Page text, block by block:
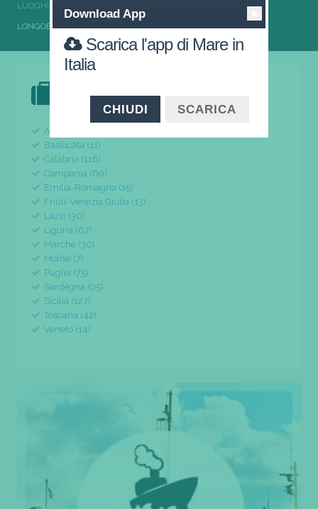
LUOGHI DI MARE DA VISITARE CALABRIA
LONGOBARDI LA COSTA DEI BORGHI ANTICHI
Abruzzo (24)
Basilicata (11)
Calabria (116)
Campania (69)
Emilia-Romagna (15)
Friuli-Venezia Giulia (13)
Lazio (30)
Liguria (67)
Marche (30)
Molise (7)
Puglia (75)
Sardegna (95)
Sicilia (127)
Toscana (42)
Veneto (14)
Download App
Scarica l'app di Mare in
Italia
CHIUDI SCARICA